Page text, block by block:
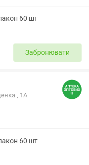
60 шт
Забронювати
, 1А
60 шт